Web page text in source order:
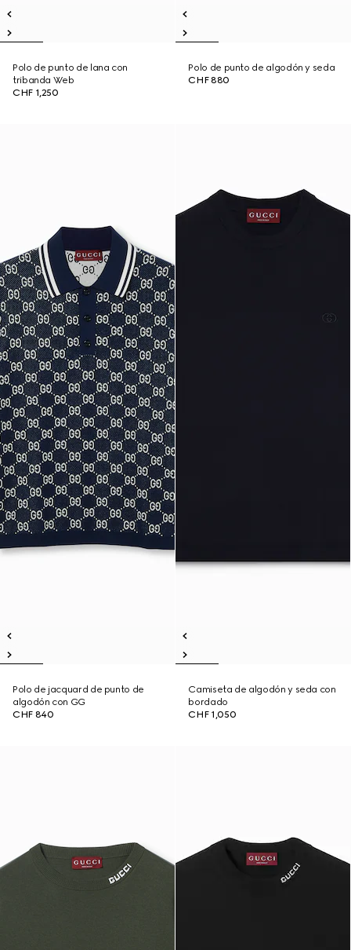
Polo de punto de lana con
tribanda Web
CHF 1,250
Polo de punto de algodón y seda
CHF 880
Polo de jacquard de punto de
algodón con GG
CHF 840
Camiseta de algodón y seda con
bordado
CHF 1,050